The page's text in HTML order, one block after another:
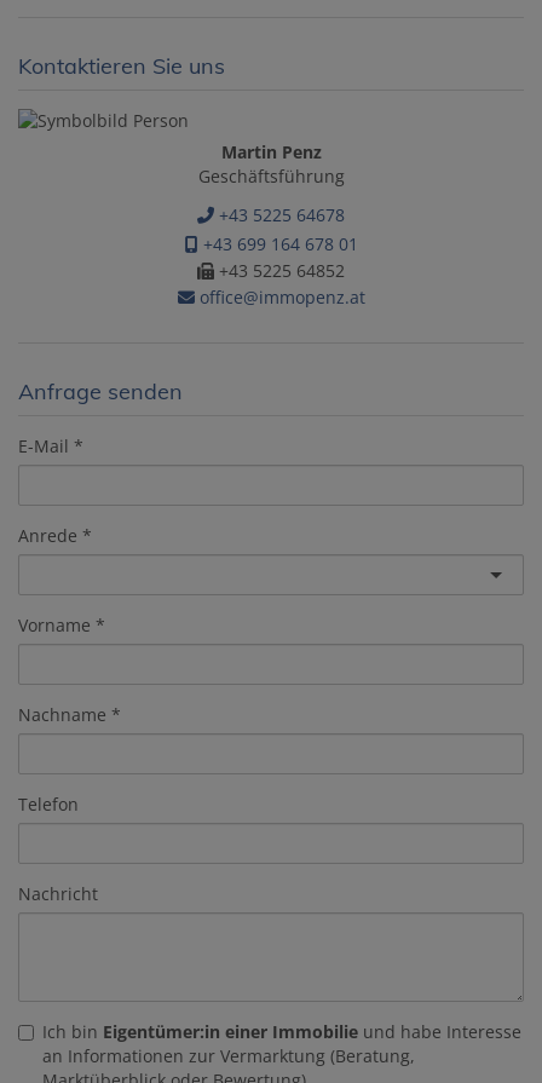
Kontaktieren Sie uns
Martin Penz
Geschäftsführung
+43 5225 64678
+43 699 164 678 01
+43 5225 64852
office@immopenz.at
Anfrage senden
E-Mail
Anrede
Vorname
Nachname
Telefon
Nachricht
Ich bin Eigentümer:in einer Immobilie und habe Interesse
an Informationen zur Vermarktung (Beratung,